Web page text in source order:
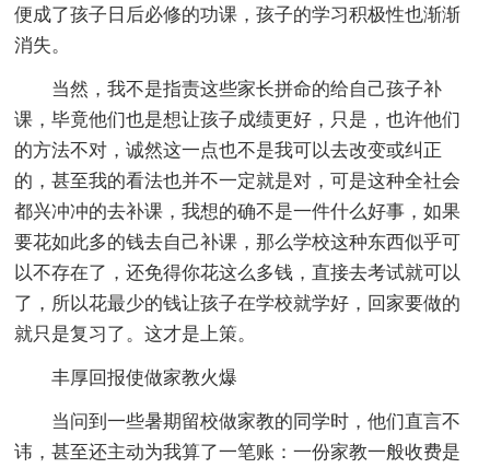
便成了孩子日后必修的功课，孩子的学习积极性也渐渐
消失。
当然，我不是指责这些家长拼命的给自己孩子补
课，毕竟他们也是想让孩子成绩更好，只是，也许他们
的方法不对，诚然这一点也不是我可以去改变或纠正
的，甚至我的看法也并不一定就是对，可是这种全社会
都兴冲冲的去补课，我想的确不是一件什么好事，如果
要花如此多的钱去自己补课，那么学校这种东西似乎可
以不存在了，还免得你花这么多钱，直接去考试就可以
了，所以花最少的钱让孩子在学校就学好，回家要做的
就只是复习了。这才是上策。
丰厚回报使做家教火爆
当问到一些暑期留校做家教的同学时，他们直言不
讳，甚至还主动为我算了一笔账：一份家教一般收费是